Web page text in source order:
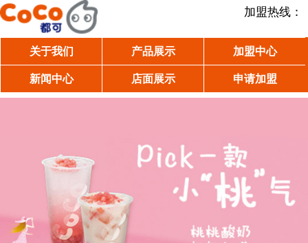
加盟热线：
关于我们 产品展示 加盟中心
新闻中心 店面展示 申请加盟